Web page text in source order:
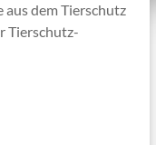
dem Tierschutz
Tierschutz-